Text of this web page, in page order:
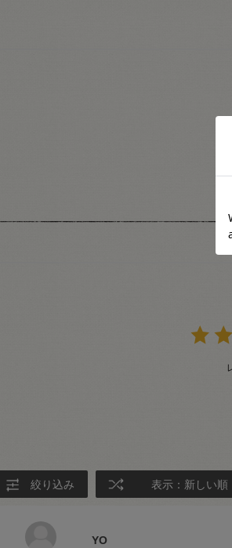
絞り込み 表示：新しい順
YO